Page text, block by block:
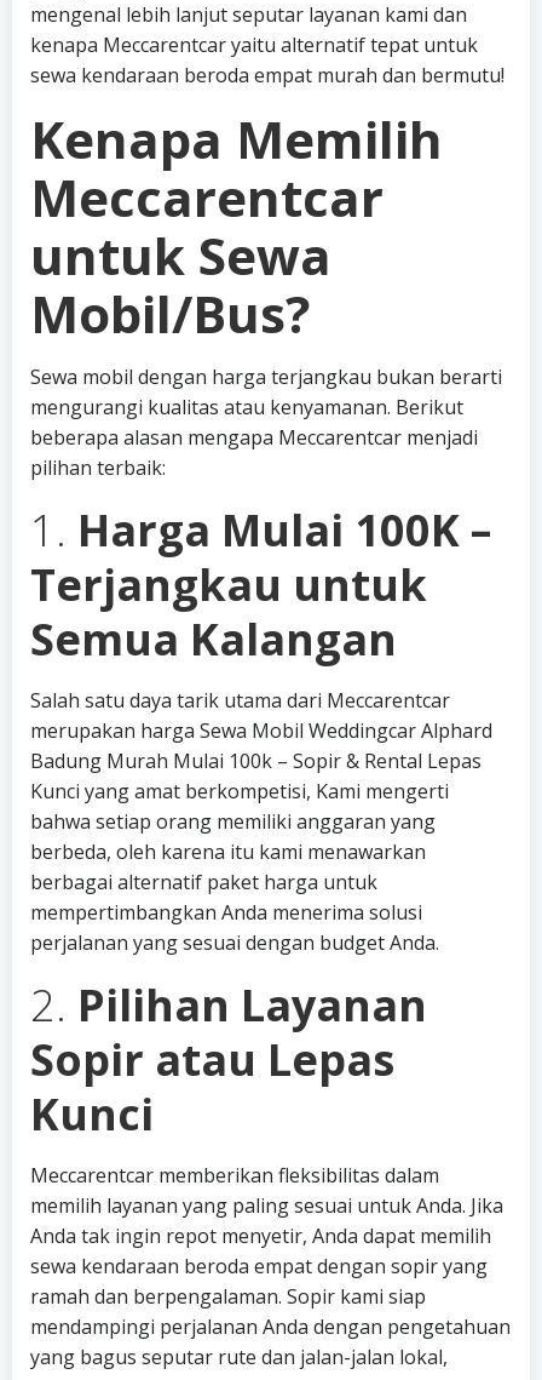
mengenal lebih lanjut seputar layanan kami dan
kenapa Meccarentcar yaitu alternatif tepat untuk
sewa kendaraan beroda empat murah dan bermutu!
Kenapa Memilih
Meccarentcar
untuk Sewa
Mobil/Bus?
Sewa mobil dengan harga terjangkau bukan berarti
mengurangi kualitas atau kenyamanan. Berikut
beberapa alasan mengapa Meccarentcar menjadi
pilihan terbaik:
1. Harga Mulai 100K –
Terjangkau untuk
Semua Kalangan
Salah satu daya tarik utama dari Meccarentcar
merupakan harga Sewa Mobil Weddingcar Alphard
Badung Murah Mulai 100k – Sopir & Rental Lepas
Kunci yang amat berkompetisi, Kami mengerti
bahwa setiap orang memiliki anggaran yang
berbeda, oleh karena itu kami menawarkan
berbagai alternatif paket harga untuk
mempertimbangkan Anda menerima solusi
perjalanan yang sesuai dengan budget Anda.
2. Pilihan Layanan
Sopir atau Lepas
Kunci
Meccarentcar memberikan fleksibilitas dalam
memilih layanan yang paling sesuai untuk Anda. Jika
Anda tak ingin repot menyetir, Anda dapat memilih
sewa kendaraan beroda empat dengan sopir yang
ramah dan berpengalaman. Sopir kami siap
mendampingi perjalanan Anda dengan pengetahuan
yang bagus seputar rute dan jalan-jalan lokal,